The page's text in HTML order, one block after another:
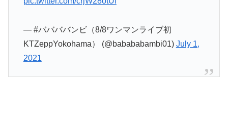
— #ババババンビ（8/8ワンマンライブ初
KTZeppYokohama） (@babababambi01) July 1,
2021